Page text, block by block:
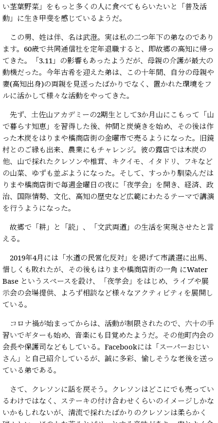
い茎葉野菜」をもっと多くの人に食べてもらいたいと「普及活
動」に生き甲斐を感じているようだ。
この男、姓は伴、名は武澄。実は私の二つ年下の弟なのであり
ます。60歳で共同通信社を定年退職すると、即故郷の高知に帰っ
てきた。「3.11」の影響もあったようだが、母親の介護が最大の
動機だった。今年古希を迎えた弟は、この十年間、自分の母親や
妻(高知出身)の両親を見送ったばかりでなく、置かれた環境をフ
ルに活かして様々な活動をやってきた。
先ず、土佐山アカデミーの2期生として3か月山にこもって「山
で暮らす知恵」を習得した後、仲間と炭焼きを始め、その後は作
った木炭をはりまや橋商店街の金曜市で売るようになった。旧鏡
村とのご縁も出来、農業にもチャレンジ。彼の露店では木炭の
他、山で採れたクレソンや椎茸、キクイモ、イタドリ、フキなど
の山菜、ゆずも並ぶようになった。そして、すっかり馴染んだは
りまや橋商店街で毎週金曜日の夜に「夜学会」を開き、経済、政
治、国際情勢、文化、高知の歴史など広範にわたるテーマで講演
を行うようになった。
故郷で「耕」と「読」、「文武両道」の生活を実現させたと言
える。
2019年4月には「水道の民営化反対」を掲げて市議選に出馬、
惜しくも敗れたが、その後もはりまや橋商店街の一角 にWater
Base というスペースを設け、「夜学会」をはじめ、ライブや展
示会の会場提供、よろず相談など様々なアクティビティを展開し
ている。
コロナ禍が始まってからは、活動が制限されたので、六十の手
習いでギターも始め、音楽にも目覚めたようだ。その他町内会の
会長や保護司などもしている。Facebookには「スーパーおじい
さん」と自己紹介しているが、誠に多彩、愉しそうな老後を送っ
ている弟である。
さて、クレソンに話を戻そう。クレソンはどこにでも売ってい
るわけではなく、ステーキの付け合わせくらいのイメージしかな
いかもしれないが、清流で採れたばかりのクレソンは柔らかく